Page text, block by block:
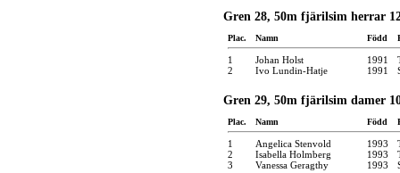
Gren 28, 50m fjärilsim herrar
Plac. Namn Född
1 Johan Holst 1991
2
Ivo Lundin-Hatje 1991
Gren 29, 50m fjärilsim damer
Plac. Namn Född
1 Angelica Stenvold 1993
2
Isabella Holmberg 1993
3
Vanessa Geragthy 1993